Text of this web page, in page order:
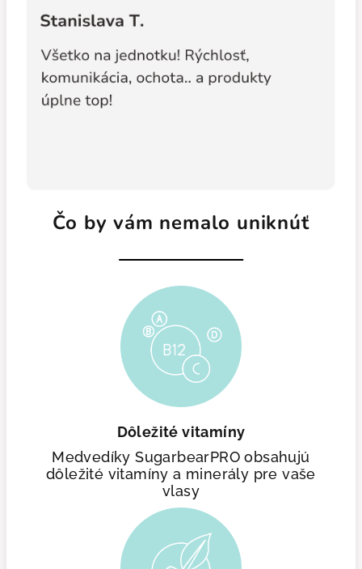
Čo by vám nemalo uniknúť
Dôležité vitamíny
Medvedíky SugarbearPRO obsahujú
dôležité vitamíny a minerály pre vaše
vlasy